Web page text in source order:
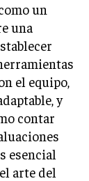
mundo de los
pluma busca
Soy un
cada proyecto
en una gran
buscadores,
un
una
el equipo,
y
contar
esencial
arte del